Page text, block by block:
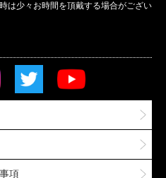
は少々お時間を頂戴する場合がござい
項